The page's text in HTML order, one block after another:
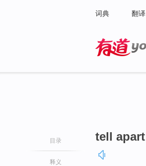
词典 翻译
目录
释义
tell apart